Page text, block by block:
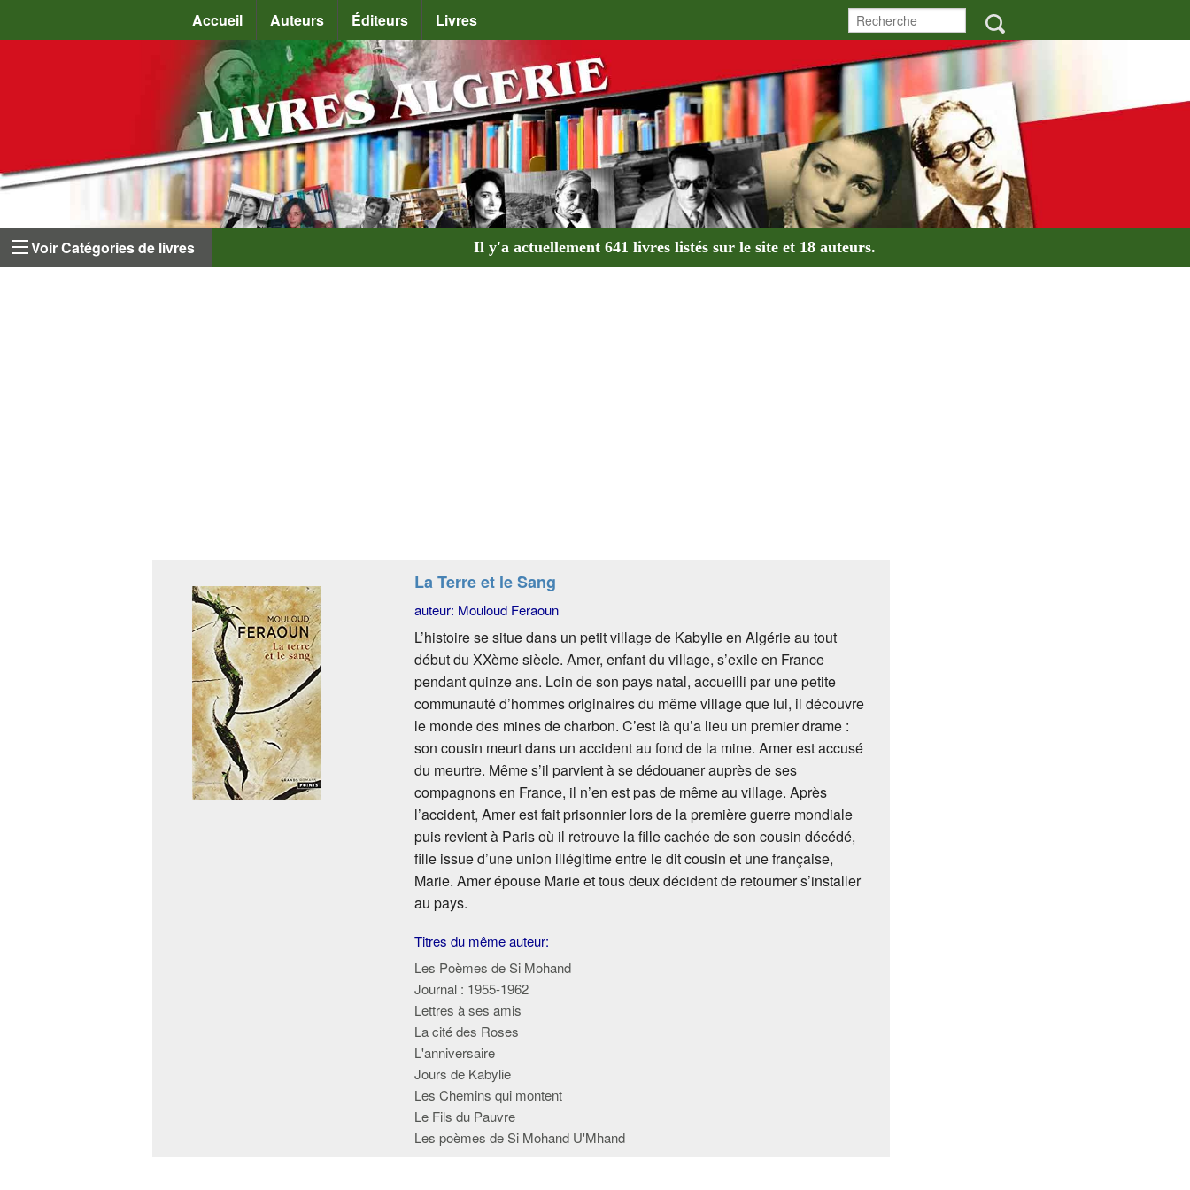
Accueil Auteurs Éditeurs Livres
Voir Catégories de livres Il y'a actuellement 641 livreslistés sur le site et 18 auteurs.
La Terre et le Sang
auteur: Mouloud Feraoun
L’histoire se situe dans un petit village de Kabylie en Algérie au tout
début du XXème siècle. Amer, enfant du village, s’exile en France
pendant quinze ans. Loin de son pays natal, accueilli par une petite
communauté d’hommes originaires du même village que lui, il découvre
le monde des mines de charbon. C’est là qu’a lieu un premier drame :
son cousin meurt dans un accident au fond de la mine. Amer est accusé
du meurtre. Même s’il parvient à se dédouaner auprès de ses
compagnons en France, il n’en est pas de même au village. Après
l’accident, Amer est fait prisonnier lors de la première guerre mondiale
puis revient à Paris où il retrouve la fille cachée de son cousin décédé,
fille issue d’une union illégitime entre le dit cousin et une française,
Marie. Amer épouse Marie et tous deux décident de retourner s’installer
au pays.
Titres du même auteur:
Les Poèmes de Si Mohand
Journal : 1955-1962
Lettres à ses amis
La cité des Roses
L'anniversaire
Jours de Kabylie
Les Chemins qui montent
Le Fils du Pauvre
Les poèmes de Si Mohand U'Mhand